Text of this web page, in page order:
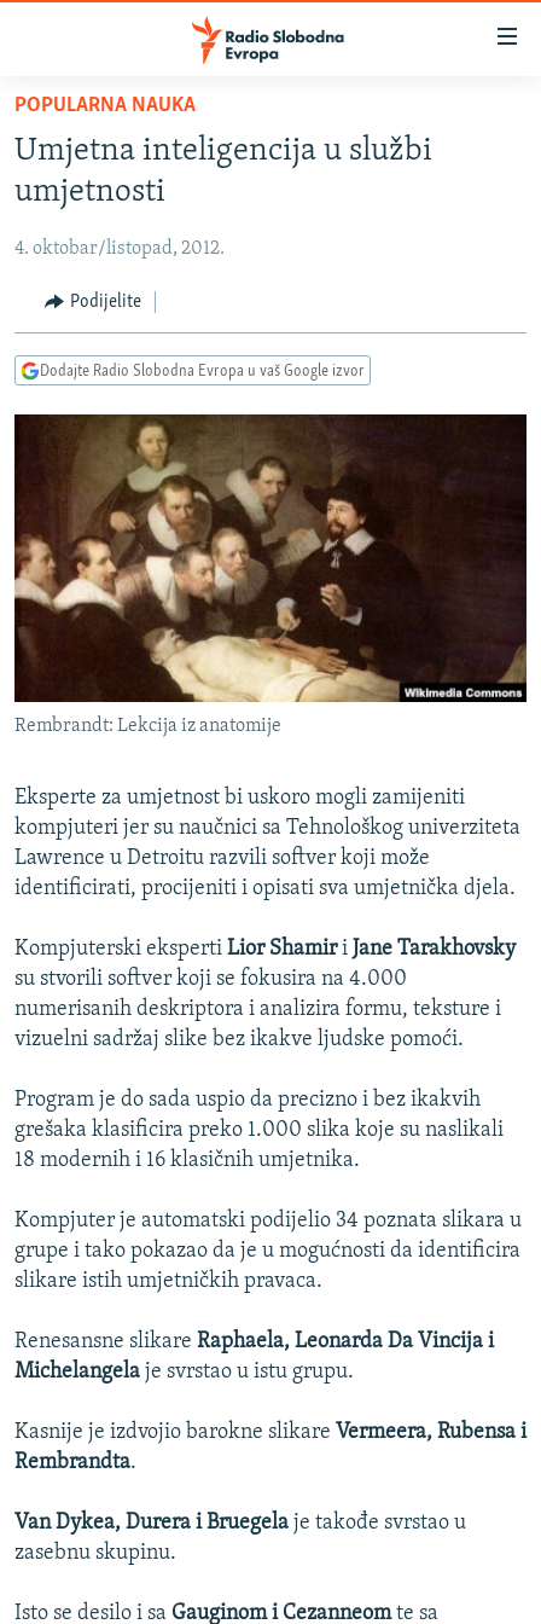
Pređite
glavni
sadržaj
Pređite
na
navigaciju
Pređite
na
BOSNA I HERCEGOVINA
SRBIJA
KOSOVO
CRNA GORA
VIDEO
FOTOGALERIJE
INFOGRAFIKE
PODCASTI
RAT U UKRAJINI
KINA NA BALKANU
RSE PRIČE IZ SVIJETA
ISPRIČAJ MI
DNEVNO@RSE
SPECIJALI RSE
GENOCID U SREBRENICI
POPLAVE I KLIZIŠTA U BIH 2024.
TV LIBERTY
POST SCRIPTUM
TRI DECENIJE OD RATA U BIH
SVE KARTE DEJTONA
NASTANAK I RASPAD JUGOSLAVIJE
PRATITE NAS
Sve RFE/RL stranice
POPULARNA NAUKA
Umjetna inteligencija u službi
umjetnosti
4. oktobar/listopad, 2012.
Podijelite
Dodajte Radio Slobodna Evropa u vaš Google izvor
Rembrandt: Lekcija iz anatomije
Eksperte za umjetnost bi uskoro mogli zamijeniti
kompjuteri jer su naučnici sa Tehnološkog univerziteta
Lawrence u Detroitu razvili softver koji može
identificirati, procijeniti i opisati sva umjetnička djela.
Kompjuterski eksperti Lior Shamiri Jane Tarakhovsky
su stvorili softver koji se fokusira na 4.000
numerisanih deskriptora i analizira formu, teksture i
vizuelni sadržaj slike bez ikakve ljudske pomoći.
Program je do sada uspio da precizno i bez ikakvih
grešaka klasificira preko 1.000 slika koje su naslikali
18 modernih i 16 klasičnih umjetnika.
Kompjuter je automatski podijelio 34 poznata slikara u
grupe i tako pokazao da je u mogućnosti da identificira
slikare istih umjetničkih pravaca.
Renesansne slikare Raphaela, Leonarda Da Vincija i
Michelangela je svrstao u istu grupu.
Kasnije je izdvojio barokne slikare Vermeera, Rubensa i
Rembrandta.
Van Dykea, Durera i Bruegela je takođe svrstao u
zasebnu skupinu.
Isto se desilo i sa Gauginom i Cezanneomte sa